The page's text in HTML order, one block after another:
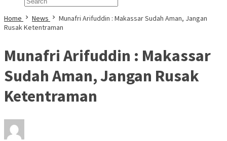
Home News
Munafri Arifuddin : Makassar Sudah Aman, Jangan
Rusak Ketentraman
Munafri Arifuddin : Makassar
Sudah Aman, Jangan Rusak
Ketentraman